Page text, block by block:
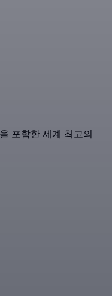
포함한 세계 최고의